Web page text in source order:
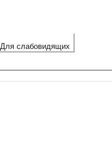
Для слабовидящих